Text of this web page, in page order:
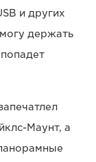
и других
держать
Маунт, а